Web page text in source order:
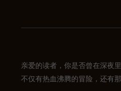
亲爱的读者，你是否曾在深夜
不仅有热血沸腾的冒险，还有